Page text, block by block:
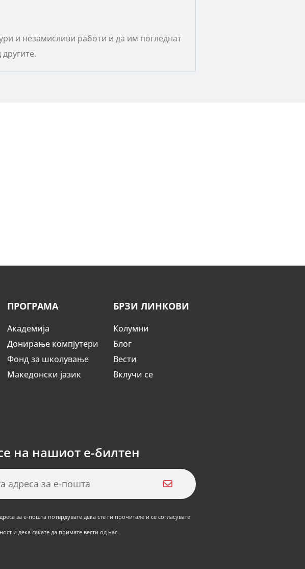
и незамисливи работи и да им погледнат
ПРОГРАМА
Академија
Донирање компјутери
Фонд за школување
Македонски јазик
БРЗИ ЛИНКОВИ
Колумни
Блог
Вести
Вклучи се
на нашиот е-билтен
за е-пошта потврдувате дека сте ги прочитале и се согласувате
и дека сакате да примате вести од нас.